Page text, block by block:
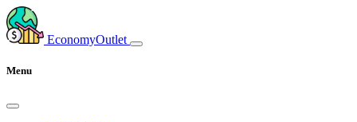
EconomyOutlet
Menu